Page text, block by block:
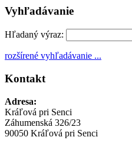
Vyhľadávanie
Hľadaný výraz:
rozšírené vyhľadávanie ...
Kontakt
Adresa:
Kráľová pri Senci
Záhumenská 326/23
90050 Kráľová pri Senci